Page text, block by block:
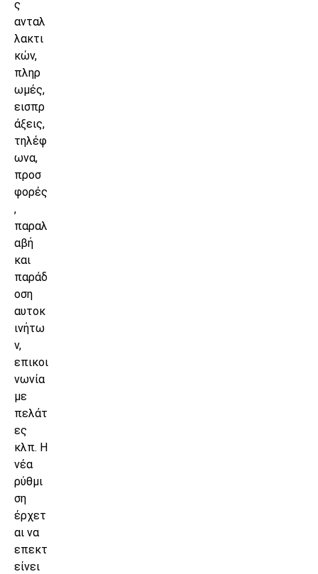
ς
ανταλ
λακτι
κών,
πληρ
ωμές,
εισπρ
άξεις,
τηλέφ
ωνα,
προσ
φορές
,
παραλ
αβή
και
παράδ
οση
αυτοκ
ινήτω
ν,
επικοι
νωνία
με
πελάτ
ες
κλπ. Η
νέα
ρύθμι
ση
έρχετ
αι να
επεκτ
είνει